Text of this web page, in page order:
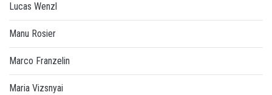
Lucas Wenzl
Manu Rosier
Marco Franzelin
Maria Vizsnyai